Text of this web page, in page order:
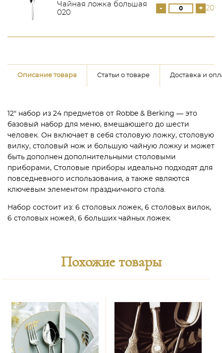
Чайная ложка большая
020
- + 206
Описание товара Статьи о товаре Доставка и
12" набор из 24 предметов от Robbe & Berking — это
базовый набор для меню, вмещающего до шести
человек. Он включает в себя столовую ложку, столовую
вилку, столовый нож и большую чайную ложку и может
быть дополнен дополнительными столовыми
приборами, Столовые приборы идеально подходят для
повседневного использования, а также являются
ключевым элементом праздничного стола.
Набор состоит из: 6 столовых ложек, 6 столовых вилок,
6 столовых ножей, 6 больших чайных ложек.
Похожие товары